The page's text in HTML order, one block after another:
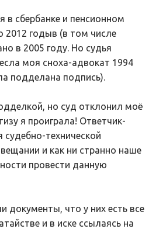
сбербанке и пенсионном
2012 годыв (в том числе
в 2005 году. Но судья
моя сноха-адвокат 1994
подделана подпись).
но суд отклонил моё
я проиграла! Ответчик-
технической
и как ни странно наше
провести данную
документы, что у них есть все
и в иске ссылаясь на